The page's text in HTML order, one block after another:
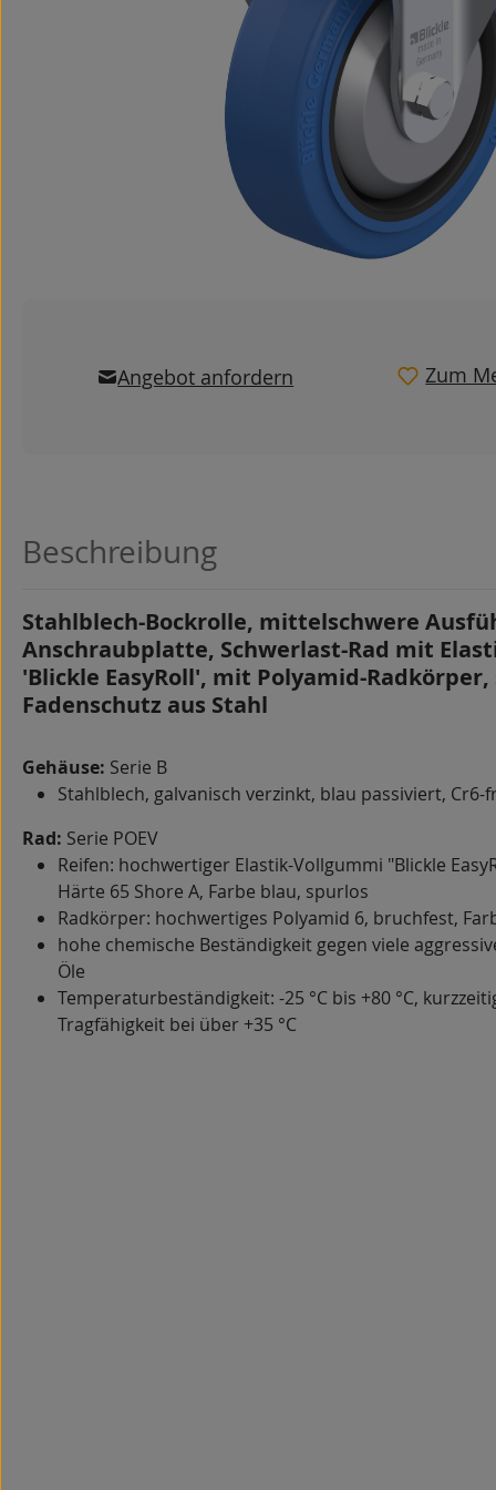
Angebot anfordern Zum
Beschreibung
Stahlblech-Bockrolle, mittelschwere
Anschraubplatte, Schwerlast-Rad mit
'Blickle EasyRoll', mit Polyamid-
Fadenschutz aus Stahl
Gehäuse: Serie B
Stahlblech, galvanisch verzinkt, blau passiviert, Cr6-
Rad: Serie POEV
Reifen: hochwertiger Elastik-Vollgummi "Blickle
Härte 65 Shore A, Farbe blau, spurlos
Radkörper: hochwertiges Polyamid 6, bruchfest,
hohe chemische Beständigkeit gegen viele
Öle
Temperaturbeständigkeit: -25 °C bis +80 °C,
Tragfähigkeit bei über +35 °C